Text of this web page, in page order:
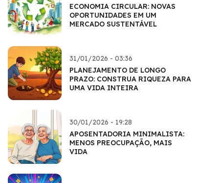
ECONOMIA CIRCULAR: NOVAS
OPORTUNIDADES EM UM
MERCADO SUSTENTÁVEL
31/01/2026 - 03:36
PLANEJAMENTO DE LONGO
PRAZO: CONSTRUA RIQUEZA PARA
UMA VIDA INTEIRA
30/01/2026 - 19:28
APOSENTADORIA MINIMALISTA:
MENOS PREOCUPAÇÃO, MAIS
VIDA